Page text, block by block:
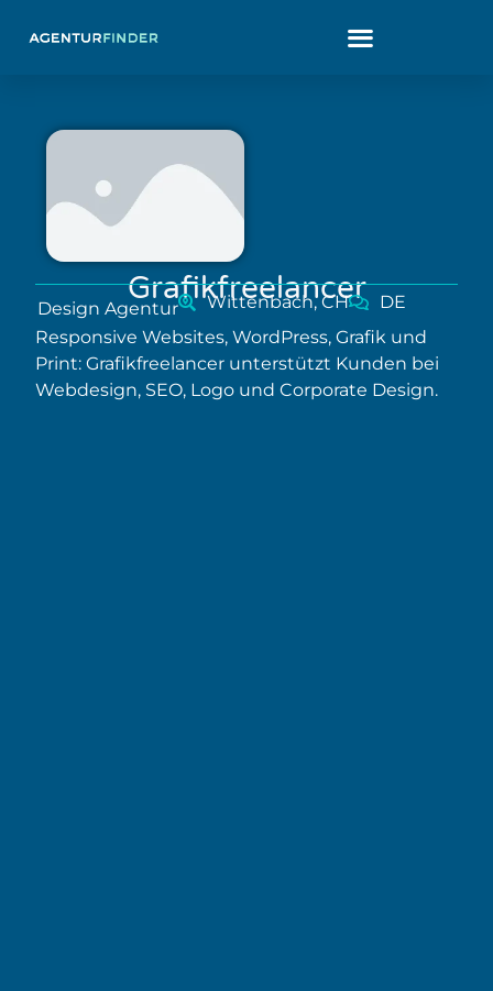
Grafikfreelancer
Design Agentur Wittenbach, CH
DE
Responsive Websites, WordPress, Grafik und
Print: Grafikfreelancer unterstützt Kunden bei
Webdesign, SEO, Logo und Corporate Design.